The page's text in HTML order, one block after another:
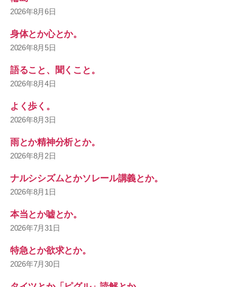
2026年8月6日
身体とか心とか。
2026年8月5日
語ること、聞くこと。
2026年8月4日
よく歩く。
2026年8月3日
雨とか精神分析とか。
2026年8月2日
ナルシシズムとかソレール講義とか。
2026年8月1日
本当とか嘘とか。
2026年7月31日
特急とか欲求とか。
2026年7月30日